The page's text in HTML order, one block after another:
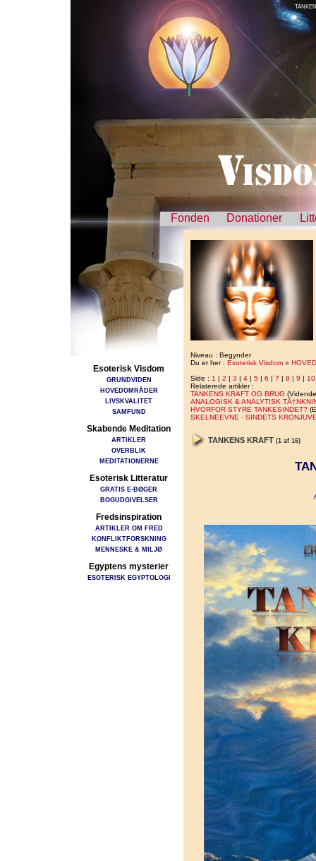
Fonden Donationer
Esoterisk Visdom
GRUNDVIDEN
HOVEDOMRÅDER
LIVSKVALITET
SAMFUND
Skabende Meditation
ARTIKLER
OVERBLIK
MEDITATIONERNE
Esoterisk Litteratur
GRATIS E-BØGER
BOGUDGIVELSER
Fredsinspiration
ARTIKLER OM FRED
KONFLIKTFORSKNING
MENNESKE & MILJØ
Egyptens mysterier
ESOTERISK EGYPTOLOGI
Niveau : Begynder
Du er her : Esoterisk Visdom »
Side : 1 | 2 | 3 | 4 | 5 | 6 | 7 | 8 | 9 | 10
Relaterede artikler :
TANKENS KRAFT OG BRUG
ANALOGISK & ANALYTISK
HVORFOR STYRE TANKESINDET?
SKELNEEVNE - SINDETS
TANKENS KRAFT (1 af 16)